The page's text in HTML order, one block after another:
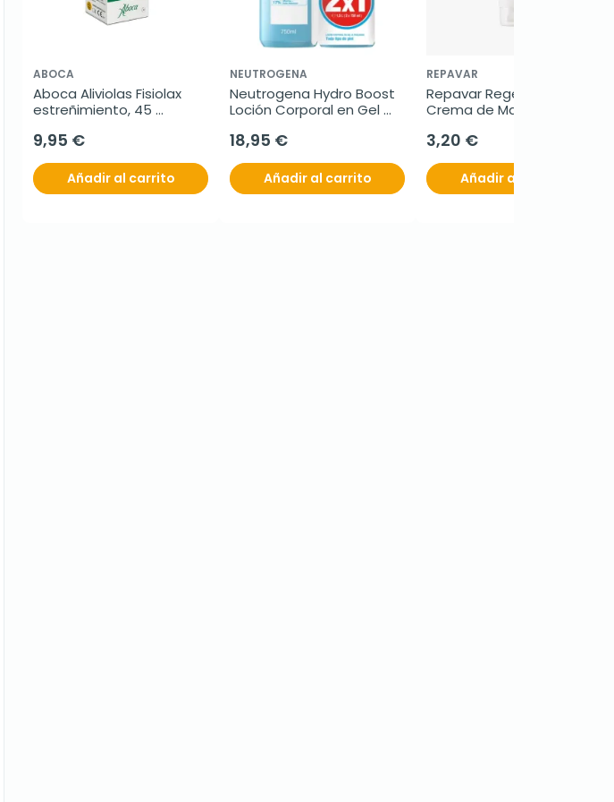
ABOCA
Aboca Aliviolas Fisiolax
estreñimiento, 45
9,95 €
Añadir al carrito
NEUTROGENA
Neutrogena Hydro Boost
Loción Corporal en Gel
18,95 €
Añadir al carrito
REPAVAR
Repavar Regeneradora
Crema de Manos, 75ml.
3,20 €
Añadir al carrito